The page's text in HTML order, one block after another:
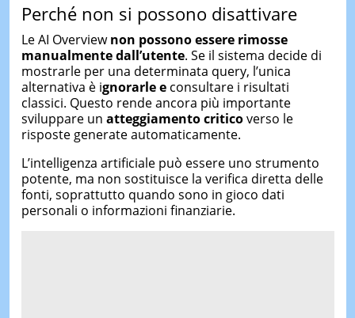
Perché non si possono disattivare
Le AI Overviewnon possono essere rimosse
manualmente dall’utente. Se il sistema decide di
mostrarle per una determinata query, l’unica
alternativa è ignorarle econsultare i risultati
classici. Questo rende ancora più importante
sviluppare un atteggiamento criticoverso le
risposte generate automaticamente.
L’intelligenza artificiale può essere uno strumento
potente, ma non sostituisce la verifica diretta delle
fonti, soprattutto quando sono in gioco dati
personali o informazioni finanziarie.